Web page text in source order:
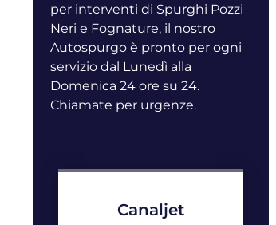
per interventi di Spurghi Pozzi
Neri e Fognature, il nostro
Autospurgo è pronto per ogni
servizio dal Lunedì alla
Domenica 24 ore su 24.
Chiamate per urgenze.
Canaljet